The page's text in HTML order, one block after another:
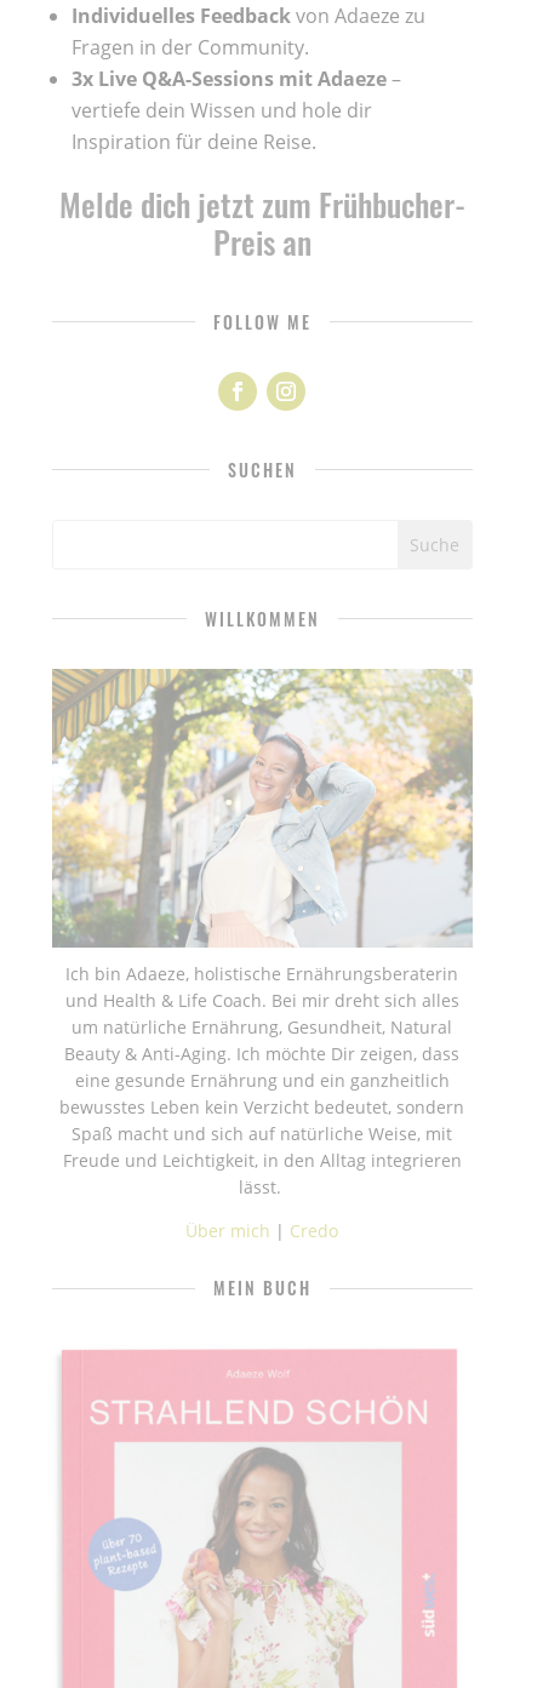
Individuelles Feedbackvon Adaeze zu
Fragen in der Community.
3x Live Q&A-Sessions mit Adaeze–
vertiefe dein Wissen und hole dir
Inspiration für deine Reise.
Melde dich jetzt zum Frühbucher-
Preis an
FOLLOW ME
SUCHEN
WILLKOMMEN
Ich bin Adaeze, holistische Ernährungsberaterin
und Health & Life Coach. Bei mir dreht sich alles
um natürliche Ernährung, Gesundheit, Natural
Beauty & Anti-Aging. Ich möchte Dir zeigen, dass
eine gesunde Ernährung und ein ganzheitlich
bewusstes Leben kein Verzicht bedeutet, sondern
Spaß macht und sich auf natürliche Weise, mit
Freude und Leichtigkeit, in den Alltag integrieren
lässt.
Über mich | Credo
MEIN BUCH